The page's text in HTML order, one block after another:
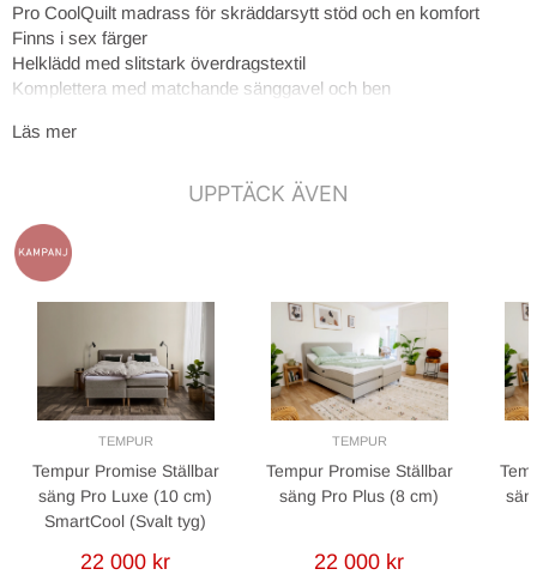
Pro CoolQuilt madrass för skräddarsytt stöd och en komfort
Finns i sex färger
Helklädd med slitstark överdragstextil
Komplettera med matchande sänggavel och ben
10 års garanti på sängramen
Läs mer
UPPTÄCK ÄVEN
TEMPUR
Tempur Promise Ställbar
säng Pro Luxe (10 cm)
SmartCool (Svalt tyg)
22 000 kr
TEMPUR
Tempur Promise Ställbar
säng Pro Plus (8 cm)
22 000 kr